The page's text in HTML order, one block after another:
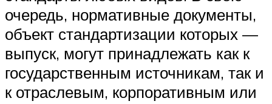
очередь, нормативные документы,
объект стандартизации которых —
выпуск, могут принадлежать как к
государственным источникам, так и
к отраслевым, корпоративным или